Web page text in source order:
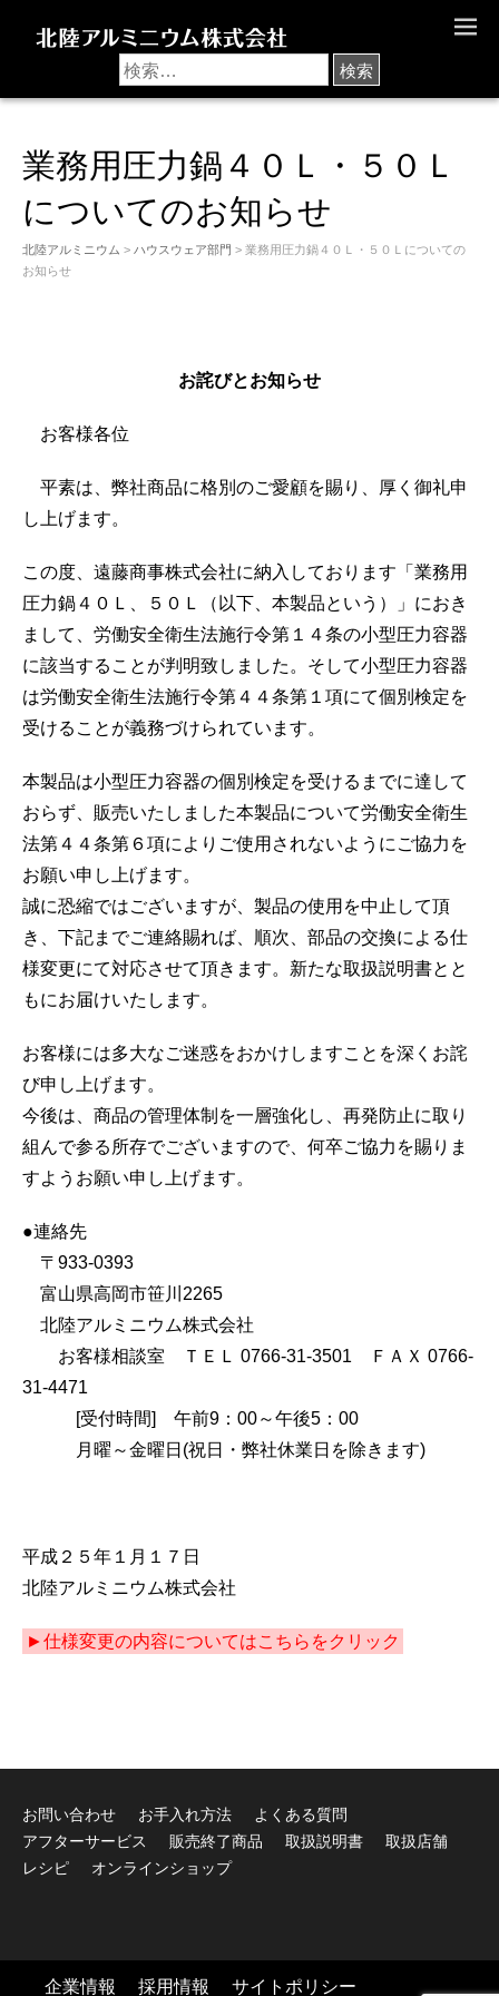
U
業務用圧力鍋４０Ｌ・５０Ｌ
についてのお知らせ
北陸アルミニウム > ハウスウェア部門 > 業務用圧力鍋４０Ｌ・５０Ｌについての
お知らせ
お詫びとお知らせ
お客様各位
平素は、弊社商品に格別のご愛顧を賜り、厚く御礼申
し上げます。
この度、遠藤商事株式会社に納入しております「業務用
圧力鍋４０Ｌ、５０Ｌ（以下、本製品という）」におき
まして、労働安全衛生法施行令第１４条の小型圧力容器
に該当することが判明致しました。そして小型圧力容器
は労働安全衛生法施行令第４４条第１項にて個別検定を
受けることが義務づけられています。
本製品は小型圧力容器の個別検定を受けるまでに達して
おらず、販売いたしました本製品について労働安全衛生
法第４４条第６項によりご使用されないようにご協力を
お願い申し上げます。
誠に恐縮ではございますが、製品の使用を中止して頂
き、下記までご連絡賜れば、順次、部品の交換による仕
様変更にて対応させて頂きます。新たな取扱説明書とと
もにお届けいたします。
お客様には多大なご迷惑をおかけしますことを深くお詫
び申し上げます。
今後は、商品の管理体制を一層強化し、再発防止に取り
組んで参る所存でございますので、何卒ご協力を賜りま
すようお願い申し上げます。
●連絡先
〒933-0393
富山県高岡市笹川2265
北陸アルミニウム株式会社
お客様相談室 ＴＥＬ 0766-31-3501 ＦＡＸ 0766-
31-4471
[受付時間] 午前9：00～午後5：00
月曜～金曜日(祝日・弊社休業日を除きます)
平成２５年１月１７日
北陸アルミニウム株式会社
►仕様変更の内容についてはこちらをクリック
お問い合わせ お手入れ方法
よくある質問
アフターサービス
販売終了商品 取扱説明書
取扱店舗
レシピ
オンラインショップ
企業情報 採用情報 サイトポリシー